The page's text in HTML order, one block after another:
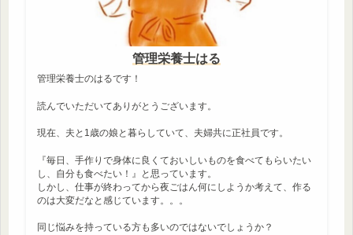
管理栄養士はる
管理栄養士のはるです！
読んでいただいてありがとうございます。
現在、夫と1歳の娘と暮らしていて、夫婦共に正社員です。
『毎日、手作りで身体に良くておいしいものを食べてもらいたい
し、自分も食べたい！』と思っています。
しかし、仕事が終わってから夜ごはん何にしようか考えて、作る
のは大変だなと感じています。。。
同じ悩みを持っている方も多いのではないでしょうか？